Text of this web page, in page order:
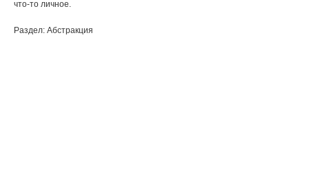
что-то личное.
Раздел: Абстракция